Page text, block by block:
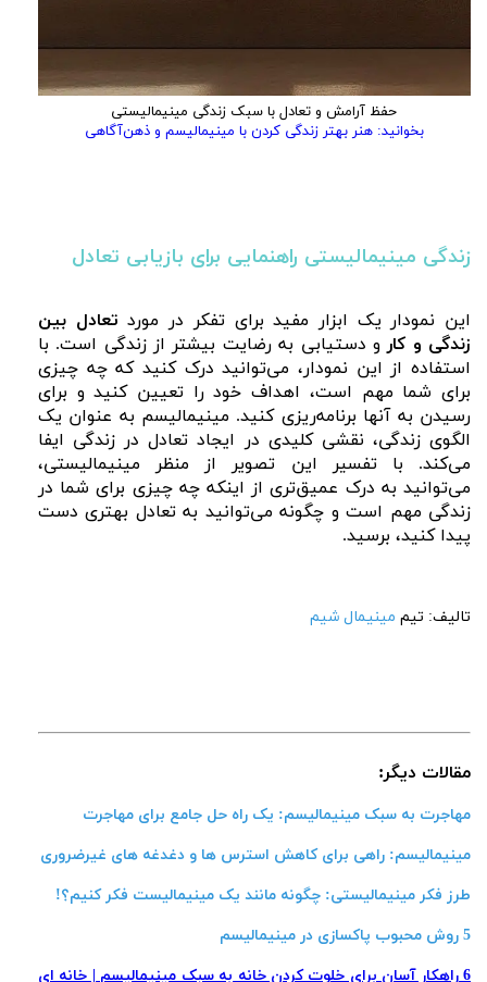
حفظ آرامش و تعادل با سبک زندگی مینیمالیستی
بخوانید: هنر بهتر زندگی کردن با مینیمالیسم و ذهن‌آگاهی
زندگی مینیمالیستی راهنمایی برای بازیابی تعادل
این نمودار یک ابزار مفید برای تفکر در مورد تعادل بین
زندگی و کار و دستیابی به رضایت بیشتر از زندگی است. با
استفاده از این نمودار، می‌توانید درک کنید که چه چیزی
برای شما مهم است، اهداف خود را تعیین کنید و برای
رسیدن به آنها برنامه‌ریزی کنید. مینیمالیسم به عنوان یک
الگوی زندگی، نقشی کلیدی در ایجاد تعادل در زندگی ایفا
می‌کند. با تفسیر این تصویر از منظر مینیمالیستی،
می‌توانید به درک عمیق‌تری از اینکه چه چیزی برای شما در
زندگی مهم است و چگونه می‌توانید به تعادل بهتری دست
پیدا کنید، برسید.
تالیف: تیم مینیمال شیم
مقالات دیگر:
مهاجرت به سبک مینیمالیسم: یک راه‌ حل جامع برای مهاجرت
مینیمالیسم: راهی برای کاهش استرس ها و دغدغه های غیرضروری
طرز فکر مینیمالیستی: چگونه مانند یک مینیمالیست فکر کنیم؟!
5 روش محبوب پاکسازی در مینیمالیسم
6 راهکار آسان برای خلوت کردن خانه به سبک مینیمالیسم | خانه ای